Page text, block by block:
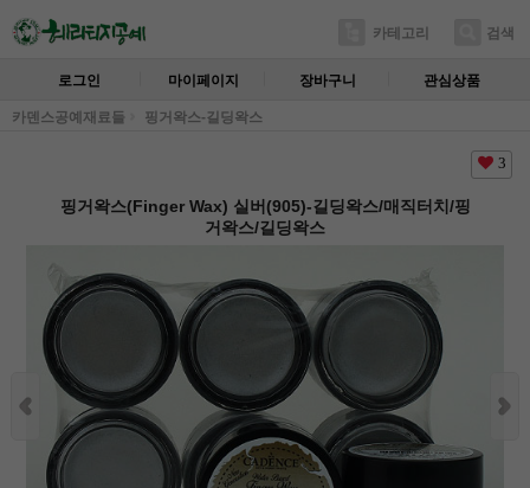
카테고리 검색
로그인 마이페이지 장바구니 관심상품
카덴스공예재료들 핑거왁스-길딩왁스
3
핑거왁스(Finger Wax) 실버(905)-길딩왁스/매직터치/핑
거왁스/길딩왁스